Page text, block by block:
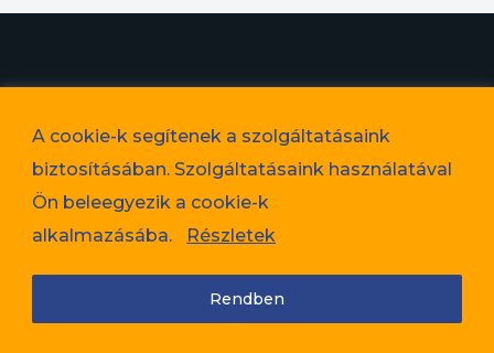
A cookie-k segítenek a szolgáltatásaink
biztosításában. Szolgáltatásaink használatával
Ön beleegyezik a cookie-k
alkalmazásába.
Részletek
Rendben
Adatvédelem
Cookie tájékoztató